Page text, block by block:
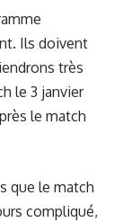
Ils doivent
très
le 3 janvier
le match
que le match
compliqué,